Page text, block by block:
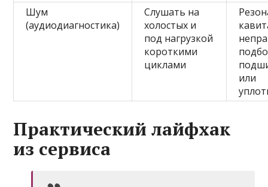
Шум
(аудиодиагностика)
Слушать на
холостых и
под нагрузкой
короткими
циклами
или
Практический лайфхак
из сервиса